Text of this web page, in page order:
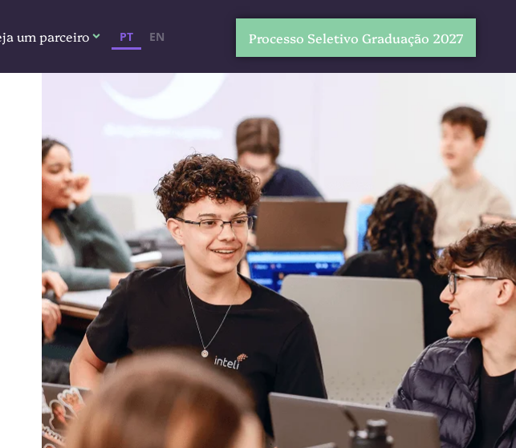
Processo Seletivo Graduação 2027
um parceiro PT EN